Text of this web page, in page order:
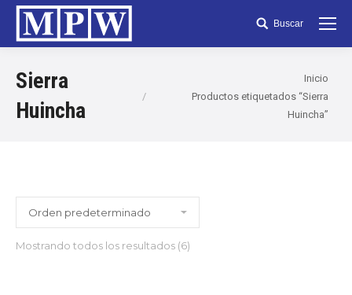
Search:Buscar
Sierra
Huincha
Inicio
Productos etiquetados “Sierra
Huincha”
Mostrando todos los resultados (6)